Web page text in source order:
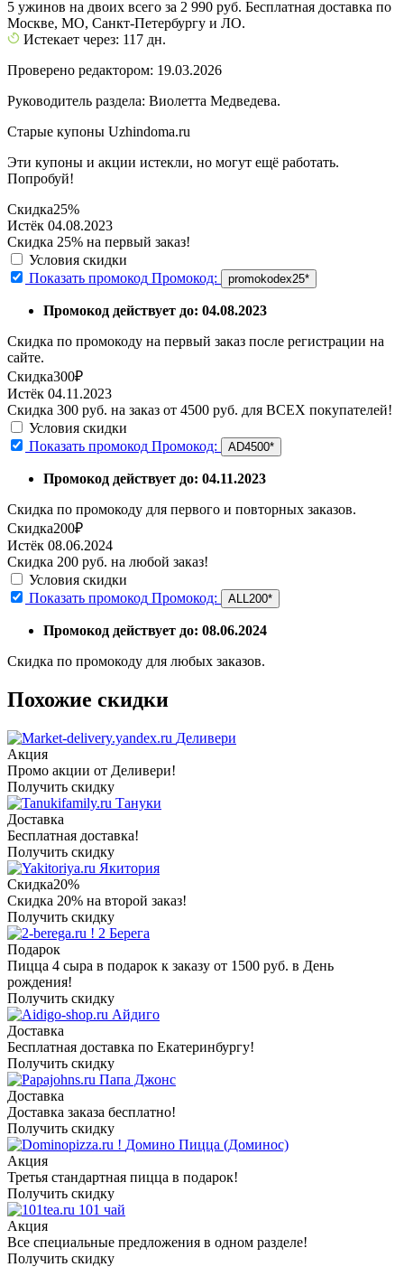
5 ужинов на двоих всего за 2 990 руб. Бесплатная доставка по
Москве, МО, Санкт-Петербургу и ЛО.
Истекает через: 117 дн.
Проверено редактором: 19.03.2026
Руководитель раздела: Виолетта Медведева.
Старые купоны Uzhindoma.ru
Эти купоны и акции истекли, но могут ещё работать.
Попробуй!
Скидка25%
Истёк 04.08.2023
Скидка 25% на первый заказ!
Условия скидки
Показать промокод Промокод: promokodex25*
Промокод действует до: 04.08.2023
Скидка по промокоду на первый заказ после регистрации на
сайте.
Скидка300₽
Истёк 04.11.2023
Скидка 300 руб. на заказ от 4500 руб. для ВСЕХ покупателей!
Условия скидки
Показать промокод Промокод: AD4500*
Промокод действует до: 04.11.2023
Скидка по промокоду для первого и повторных заказов.
Скидка200₽
Истёк 08.06.2024
Скидка 200 руб. на любой заказ!
Условия скидки
Показать промокод Промокод: ALL200*
Промокод действует до: 08.06.2024
Скидка по промокоду для любых заказов.
Похожие скидки
Деливери
Акция
Промо акции от Деливери!
Получить скидку
Тануки
Доставка
Бесплатная доставка!
Получить скидку
Якитория
Скидка20%
Скидка 20% на второй заказ!
Получить скидку
2 Берега
Подарок
Пицца 4 сыра в подарок к заказу от 1500 руб. в День
рождения!
Получить скидку
Айдиго
Доставка
Бесплатная доставка по Екатеринбургу!
Получить скидку
Папа Джонс
Доставка
Доставка заказа бесплатно!
Получить скидку
Домино Пицца (Доминос)
Акция
Третья стандартная пицца в подарок!
Получить скидку
101 чай
Акция
Все специальные предложения в одном разделе!
Получить скидку